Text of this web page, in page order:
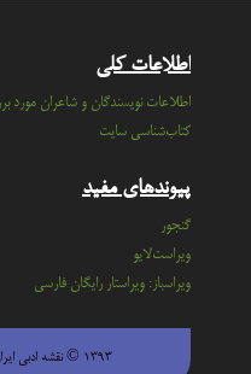
اطلاعات کلی
اطلاعات نویسندگان و شاعران مورد
کتاب‌شناسی سایت
پیوندهای مفید
گنجور
ویراست‌لایو
ویراسباز: ویراستار رایگان فارسی
۱۳۹۳ © نقشه ادبی ایران - كليه حقوق محفوظ است، استفاده از مطالب با ذكر منبع بلامانع است.